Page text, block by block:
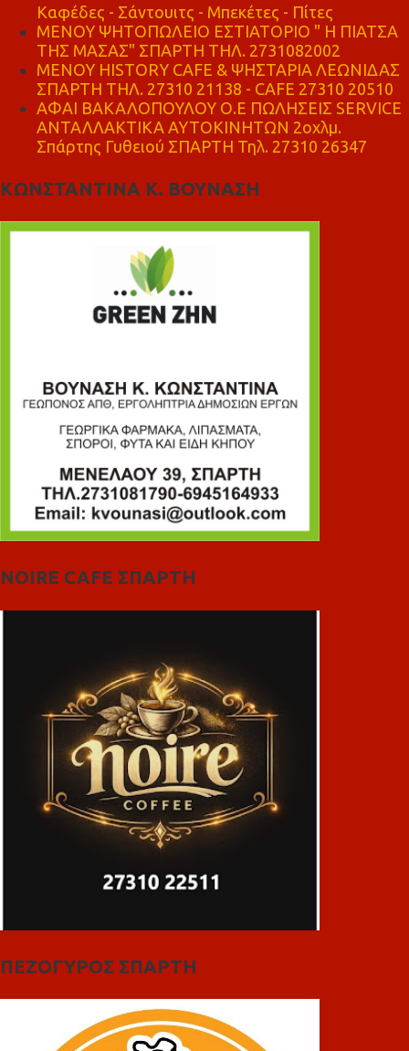
Καφέδες - Σάντουιτς - Μπεκέτες - Πίτες
ΜΕΝΟΥ ΨΗΤΟΠΩΛΕΙΟ ΕΣΤΙΑΤΟΡΙΟ " Η ΠΙΑΤΣΑ
ΤΗΣ ΜΑΣΑΣ" ΣΠΑΡΤΗ ΤΗΛ. 2731082002
ΜΕΝΟΥ HISTORY CAFE & ΨΗΣΤΑΡΙΑ ΛΕΩΝΙΔΑΣ
ΣΠΑΡΤΗ ΤΗΛ. 27310 21138 - CAFE 27310 20510
ΑΦΑΙ ΒΑΚΑΛΟΠΟΥΛΟΥ Ο.Ε ΠΩΛΗΣΕΙΣ SERVICE
ΑΝΤΑΛΛΑΚΤΙΚΑ ΑΥΤΟΚΙΝΗΤΩΝ 2οχλμ.
Σπάρτης Γυθειού ΣΠΑΡΤΗ Τηλ. 27310 26347
ΚΩΝΣΤΑΝΤΙΝΑ Κ. ΒΟΥΝΑΣΗ
NOIRE CAFE ΣΠΑΡΤΗ
ΠΕΖΟΓΥΡΟΣ ΣΠΑΡΤΗ